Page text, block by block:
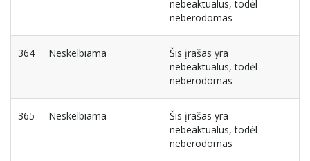
nebeaktualus, todėl
neberodomas
364 Neskelbiama
Šis įrašas yra
nebeaktualus, todėl
neberodomas
365 Neskelbiama
Šis įrašas yra
nebeaktualus, todėl
neberodomas